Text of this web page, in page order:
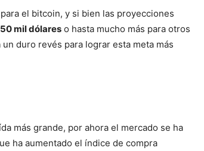
el bitcoin, y si bien las proyecciones
mil dólares o hasta mucho más para otros
duro revés para lograr esta meta más
más grande, por ahora el mercado se ha
ha aumentado el índice de compra